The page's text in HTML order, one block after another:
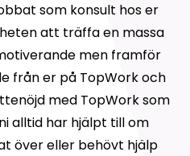
som konsult hos er
att träffa en massa
men framför
från er på TopWork och
med TopWork som
alltid har hjälpt till om
över eller behövt hjälp